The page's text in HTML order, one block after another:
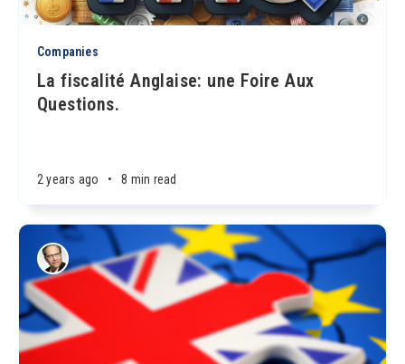
Companies
La fiscalité Anglaise: une Foire Aux
Questions.
2 years ago • 8 min read